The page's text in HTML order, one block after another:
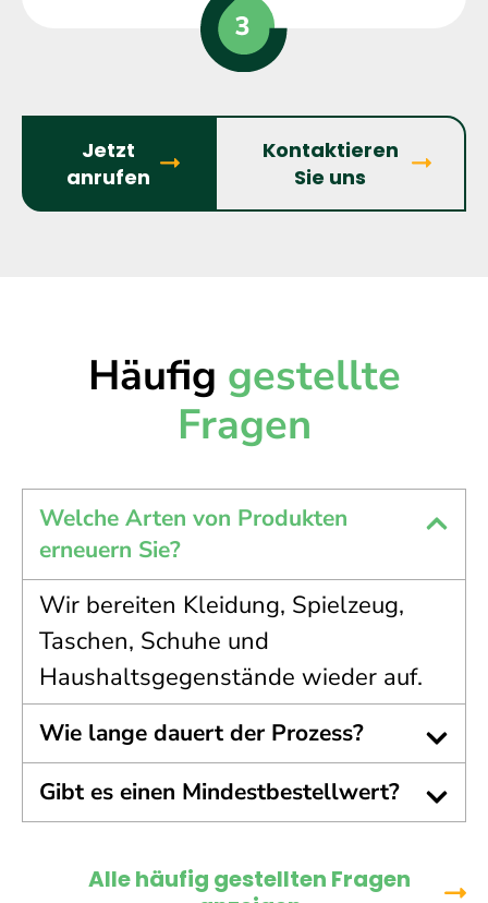
Jetzt
anrufen
Kontaktieren
Sie uns
Häufig gestellte
Fragen
Welche Arten von Produkten
erneuern Sie?
Wir bereiten Kleidung, Spielzeug,
Taschen, Schuhe und
Haushaltsgegenstände wieder auf.
Wie lange dauert der Prozess?
Gibt es einen Mindestbestellwert?
Alle häufig gestellten Fragen